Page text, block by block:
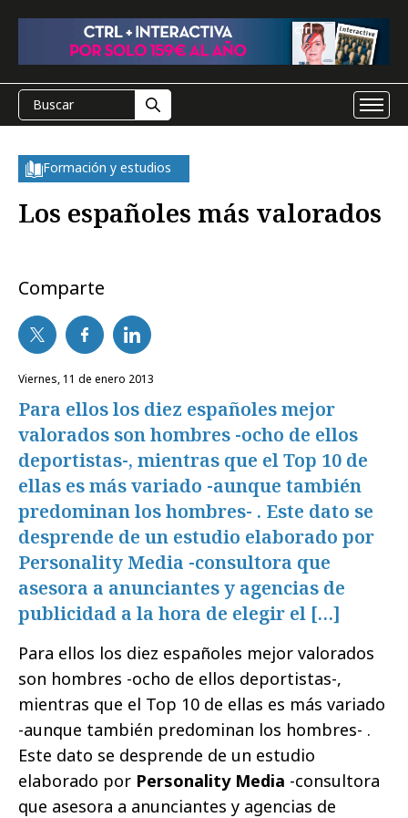
Formación y estudios
Los españoles más valorados
Comparte
viernes, 11 de enero 2013
Para ellos los diez españoles mejor
valorados son hombres -ocho de ellos
deportistas-, mientras que el Top 10 de
ellas es más variado -aunque también
predominan los hombres- . Este dato se
desprende de un estudio elaborado por
Personality Media -consultora que
asesora a anunciantes y agencias de
publicidad a la hora de elegir el […]
Para ellos los diez españoles mejor valorados
son hombres -ocho de ellos deportistas-,
mientras que el Top 10 de ellas es más variado
-aunque también predominan los hombres- .
Este dato se desprende de un estudio
elaborado por Personality Media -consultora
que asesora a anunciantes y agencias de